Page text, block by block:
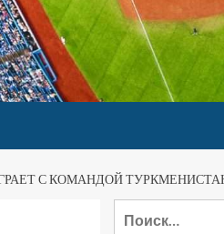
С КОМАНДОЙ